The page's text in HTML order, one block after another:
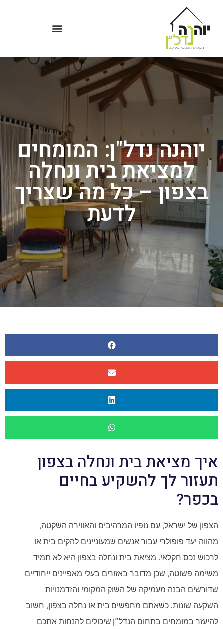
יוהנה נדל"ן: המומחים
למציאת בית ונחלה
בצפון – כל מה שצריך
לדעת
איך מציאת בית ונחלה בצפון
תעזור לך להשקיע בחיים
בכפר?
הצפון של ישראל, עם נופיו המרהיבים והאווירה השקטה,
מהווה יעד פופולרי עבור אנשים שמעוניינים להקים בית או
לרכוש נכס חקלאי. מציאת בית ונחלה בצפון היא לא תמיד
משימה פשוטה, שכן מדובר באזורים בעלי מאפיינים ייחודיים
שדורשים הבנה מעמיקה של השוק המקומי והזדמנויות
השקעה שונות. כשאתם מחפשים בית או נחלה בצפון, חשוב
להיעזר במומחים בתחום הנדל"ן שיכולים להנחות אתכם